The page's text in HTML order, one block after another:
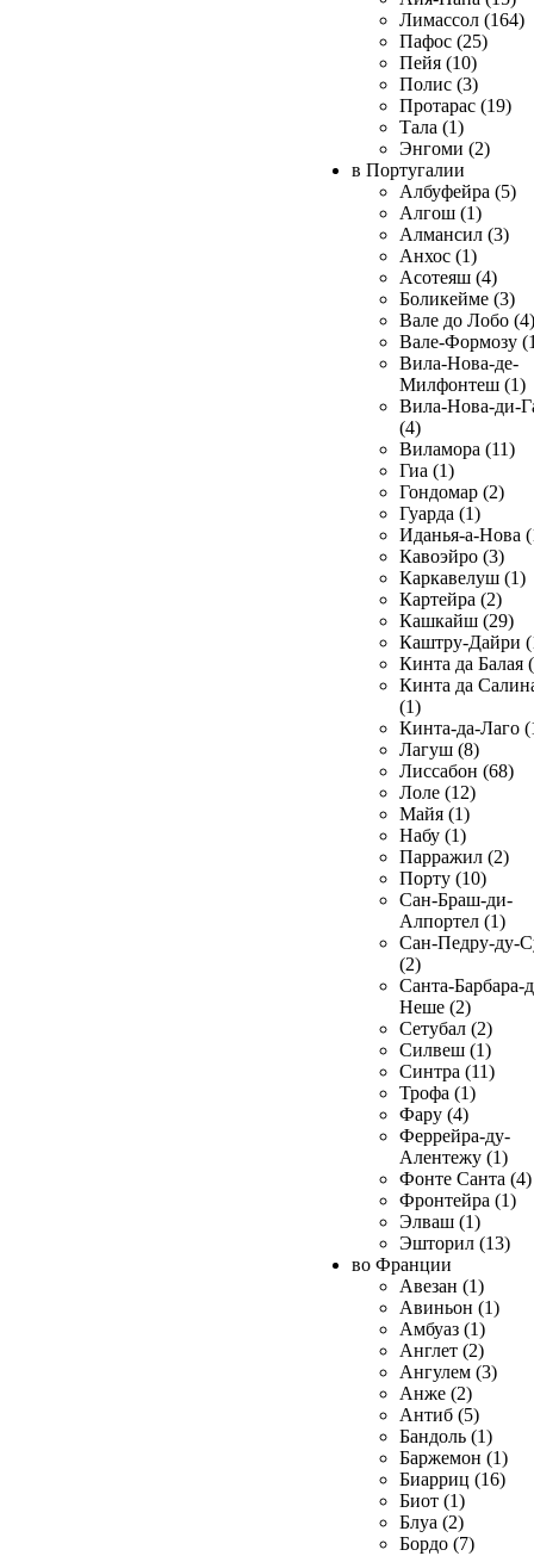
Лимассол (164)
Пафос (25)
Пейя (10)
Полис (3)
Протарас (19)
Тала (1)
Энгоми (2)
в Португалии
Албуфейра (5)
Алгош (1)
Алмансил (3)
Анхос (1)
Асотеяш (4)
Боликейме (3)
Вале до Лобо (4)
Вале-Формозу
Вила-Нова-де-
Милфонтеш (1)
Вила-Нова-ди-
(4)
Виламора (11)
Гиа (1)
Гондомар (2)
Гуарда (1)
Иданья-а-Нова
Кавоэйро (3)
Каркавелуш (1)
Картейра (2)
Кашкайш (29)
Каштру-Дайри
Кинта да Балая
Кинта да
(1)
Кинта-да-Лаго
Лагуш (8)
Лиссабон (68)
Лоле (12)
Майя (1)
Набу (1)
Парражил (2)
Порту (10)
Сан-Браш-ди-
Алпортел (1)
Сан-Педру-ду-
(2)
Санта-Барбара-
Неше (2)
Сетубал (2)
Силвеш (1)
Синтра (11)
Трофа (1)
Фару (4)
Феррейра-ду-
Алентежу (1)
Фонте Санта (4)
Фронтейра (1)
Элваш (1)
Эшторил (13)
во Франции
Авезан (1)
Авиньон (1)
Амбуаз (1)
Англет (2)
Ангулем (3)
Анже (2)
Антиб (5)
Бандоль (1)
Баржемон (1)
Биарриц (16)
Биот (1)
Блуа (2)
Бордо (7)